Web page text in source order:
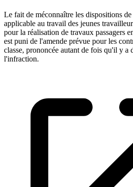
Le fait de méconnaître les dispositions
applicable au travail des jeunes
pour la réalisation de travaux passagers
est puni de l'amende prévue pour les
classe, prononcée autant de fois qu'il y a
l'infraction.